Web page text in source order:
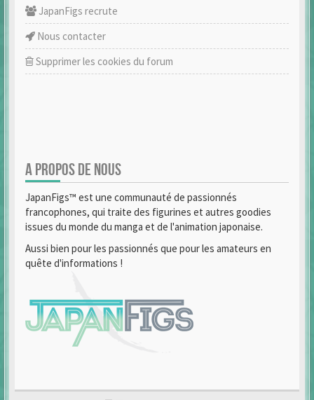
JapanFigs recrute
Nous contacter
Supprimer les cookies du forum
A PROPOS DE NOUS
JapanFigs™ est une communauté de passionnés
francophones, qui traite des figurines et autres goodies
issues du monde du manga et de l'animation japonaise.
Aussi bien pour les passionnés que pour les amateurs en
quête d'informations !